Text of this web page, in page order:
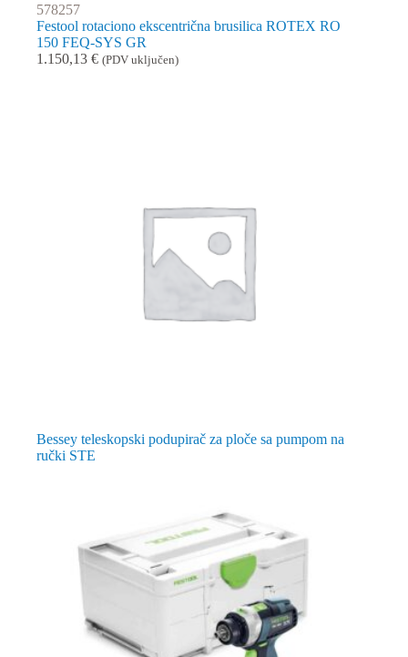
578257
Festool rotaciono ekscentrična brusilica ROTEX RO
150 FEQ-SYS GR
1.150,13 € (PDV uključen)
Bessey teleskopski podupirač za ploče sa pumpom na
ručki STE